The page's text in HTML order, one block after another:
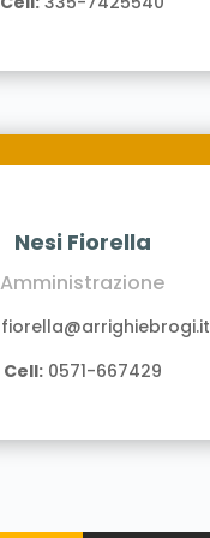
Nesi Fiorella
Amministrazione
fiorella@arrighiebrogi.it
Cell:0571-667429